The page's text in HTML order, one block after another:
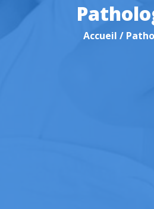
Accueil /